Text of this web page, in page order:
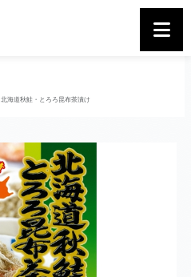
北海道秋鮭・とろろ昆布茶漬け